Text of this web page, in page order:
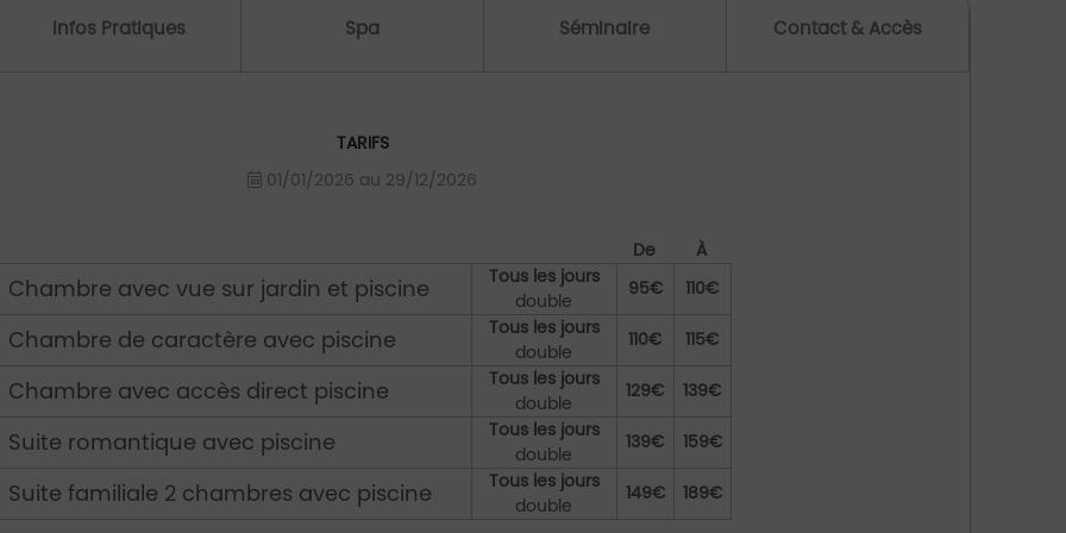
Infos Pratiques Spa Séminaire Contact & Accès
TARIFS
01/01/2026 au 29/12/2026
De À
Chambre avec vue sur jardin et piscine
Tous les jours
double
95€ 110€
Chambre de caractère avec piscine
Tous les jours
double
110€ 115€
Chambre avec accès direct piscine
Tous les jours
double
129€ 139€
Suite romantique avec piscine
Tous les jours
double
139€ 159€
Suite familiale 2 chambres avec piscine
Tous les jours
double
149€ 189€